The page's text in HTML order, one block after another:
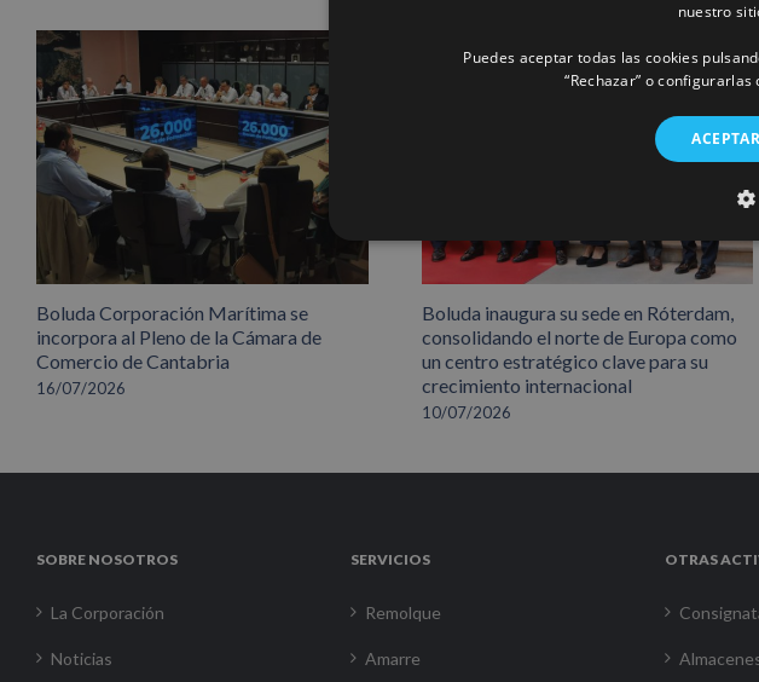
Boluda Corporación Marítima se
incorpora al Pleno de la Cámara de
Comercio de Cantabria
16/07/2026
Boluda inaugura su sede en Róterdam,
consolidando el norte de Europa como
un centro estratégico clave para su
crecimiento internacional
10/07/2026
SOBRE NOSOTROS
La Corporación
Noticias
SERVICIOS
Remolque
Amarre
OTRAS
nuestro
Puedes aceptar todas las cookies
“Rechazar” o
ACEPTAR